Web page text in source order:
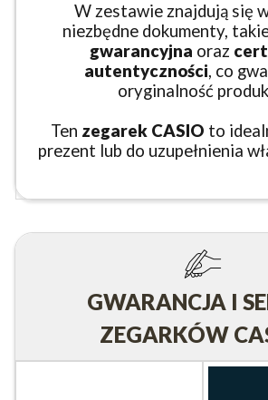
W zestawie znajdują się
niezbędne dokumenty,
gwarancyjna oraz
autentyczności, co
oryginalność
Ten zegarek CASIO to
prezent lub do uzupełnienia
GWARANCJA I
ZEGARKÓW